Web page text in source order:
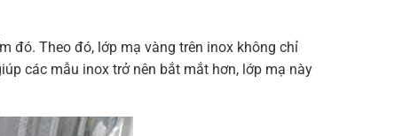
đó. Theo đó, lớp mạ vàng trên inox không chỉ
các mẫu inox trở nên bắt mắt hơn, lớp mạ này